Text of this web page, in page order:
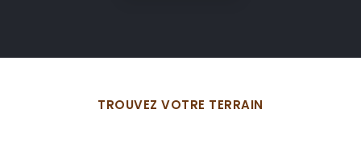
TROUVEZ VOTRE TERRAIN